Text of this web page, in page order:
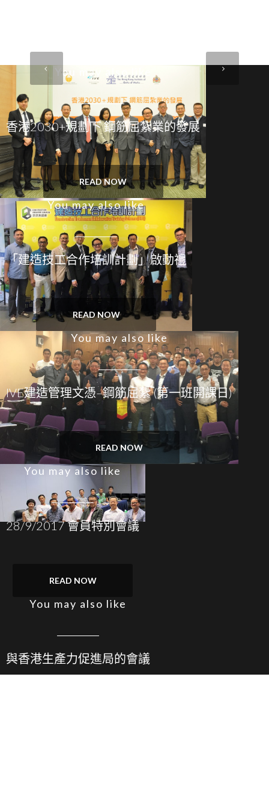
You may also like
香港2030+規劃下 鋼筋屈紮業的發展
READ NOW
You may also like
「建造技工合作培訓計劃」啟動禮
READ NOW
You may also like
IVE建造管理文憑–鋼筋屈紮 (第一班開課日)
READ NOW
You may also like
28/9/2017 會員特別會議
READ NOW
You may also like
與香港生產力促進局的會議